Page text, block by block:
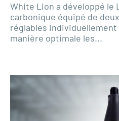
White Lion a développé le
carbonique équipé de
réglables
manière optimale les...